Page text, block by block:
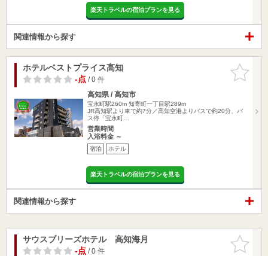
楽天トラベルの宿泊プランを見る
関連情報から探す
お気に入
りに追加
ホテルベストプライス高知
-点/ 0 件
高知県 / 高知市
宝永町駅260m 知寄町一丁目駅289m
JR高知駅より車で約7分／高知空港よりバスで約20分、バ
ス停「宝永町…
営業時間
入浴料金 ～
宿泊 ホテル
楽天トラベルの宿泊プランを見る
関連情報から探す
お気に入
りに追加
サウスブリーズホテル 高知海月
-点/ 0 件